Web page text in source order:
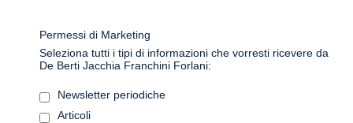
Permessi di Marketing
Seleziona tutti i tipi di informazioni che vorresti ricevere da
De Berti Jacchia Franchini Forlani:
Newsletter periodiche
Articoli